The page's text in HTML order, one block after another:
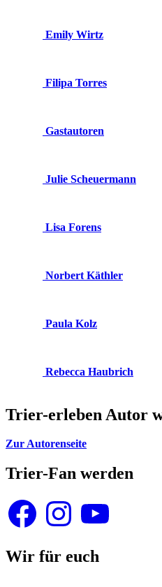
Emily Wirtz
Filipa Torres
Gastautoren
Julie Scheuermann
Lisa Forens
Norbert Käthler
Paula Kolz
Rebecca Haubrich
Trier-erleben Autor
Zur Autorenseite
Trier-Fan werden
FacebookInstagramYouTube
Wir für euch